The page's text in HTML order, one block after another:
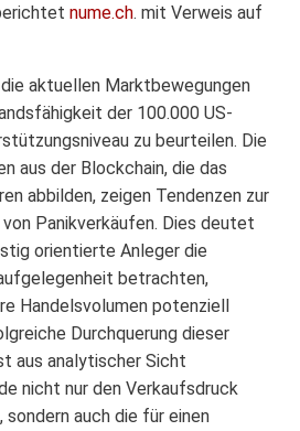
nume.ch. mit Verweis auf
aktuellen Marktbewegungen
der 100.000 US-
zu beurteilen. Die
aus der Blockchain, die das
abbilden, zeigen Tendenzen zur
Panikverkäufen. Dies deutet
orientierte Anleger die
betrachten,
Handelsvolumen potenziell
Durchquerung dieser
aus analytischer Sicht
nicht nur den Verkaufsdruck
auch die für einen